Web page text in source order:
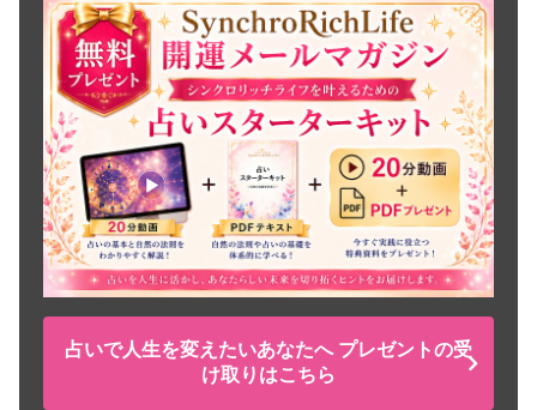
占いで人生を変えたいあなたへ プレゼントの受
け取りはこちら